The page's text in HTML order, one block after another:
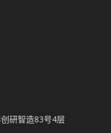
研智造83号4层